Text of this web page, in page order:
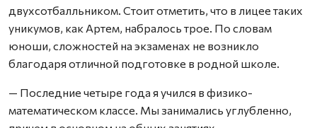
двухсотбалльником. Стоит отметить, что в лицее таких
уникумов, как Артем, набралось трое. По словам
юноши, сложностей на экзаменах не возникло
благодаря отличной подготовке в родной школе.
— Последние четыре года я учился в физико-
математическом классе. Мы занимались углубленно,